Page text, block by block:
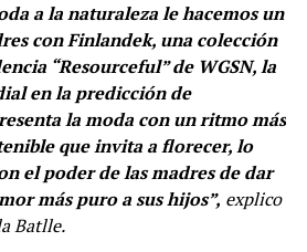
a la naturaleza le hacemos un
con Finlandek, una colección
“Resourceful” de WGSN, la
en la predicción de
la moda con un ritmo más
que invita a florecer, lo
el poder de las madres de dar
más puro a sus hijos”, explico
Batlle.